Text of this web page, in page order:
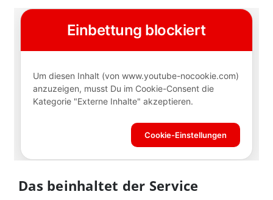
Das beinhaltet der Service